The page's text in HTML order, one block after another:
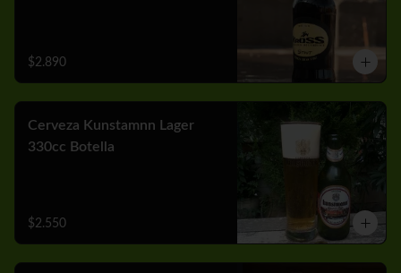
$2.890
Cerveza Kunstamnn Lager
330cc Botella
$2.550